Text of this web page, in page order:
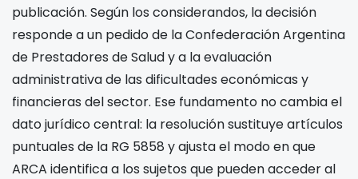
publicación. Según los considerandos, la decisión
responde a un pedido de la Confederación Argentina
de Prestadores de Salud y a la evaluación
administrativa de las dificultades económicas y
financieras del sector. Ese fundamento no cambia el
dato jurídico central: la resolución sustituye artículos
puntuales de la RG 5858 y ajusta el modo en que
ARCA identifica a los sujetos que pueden acceder al